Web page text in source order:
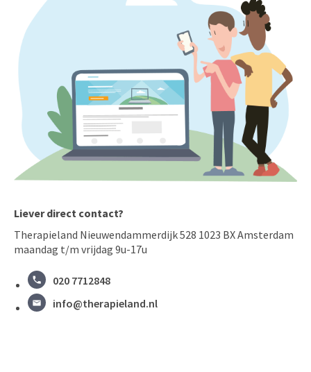
Liever direct contact?
Therapieland Nieuwendammerdijk 528 1023 BX Amsterdam
maandag t/m vrijdag 9u-17u
020 7712848
info@therapieland.nl